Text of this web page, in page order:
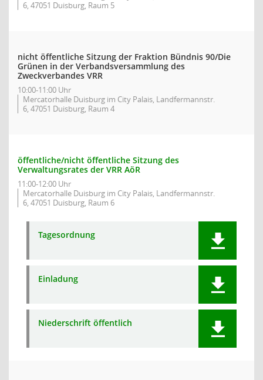
6, 47051 Duisburg, Raum 5
nicht öffentliche Sitzung der Fraktion Bündnis 90/Die
Grünen in der Verbandsversammlung des
Zweckverbandes VRR
10:00-11:00 Uhr
Mercatorhalle Duisburg im City Palais, Landfermannstr.
6, 47051 Duisburg, Raum 4
öffentliche/nicht öffentliche Sitzung des
Verwaltungsrates der VRR AöR
11:00-12:00 Uhr
Mercatorhalle Duisburg im City Palais, Landfermannstr.
6, 47051 Duisburg, Raum 6
Tagesordnung
Einladung
Niederschrift öffentlich